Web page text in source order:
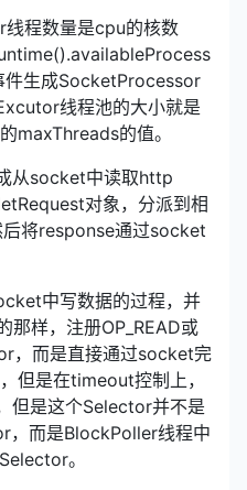
程数量是cpu的核数
生成SocketProcessor
线程池的大小就是
maxThreads的值。
从socket中读取http
对象，分派到相
将response通过socket
中写数据的过程，并
那样，注册OP_READ或
，而是直接通过socket完
但是在timeout控制上，
但是这个Selector并不是
，而是BlockPoller线程中
。